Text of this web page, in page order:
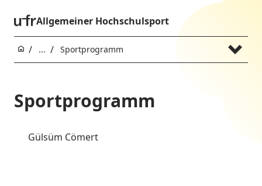
Allgemeiner Hochschulsport
... Sportprogramm
Sportprogramm
Gülsüm Cömert